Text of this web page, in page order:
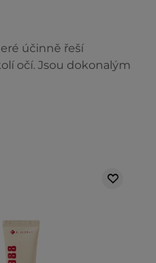
účinně řeší
očí. Jsou dokonalým